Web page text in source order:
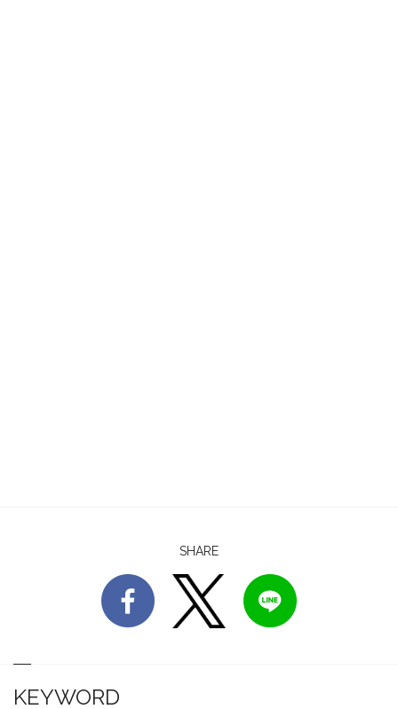
SHARE
KEYWORD